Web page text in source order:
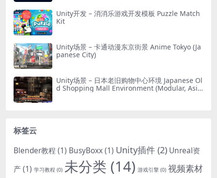
Unity开发 – 消消乐游戏开发模板 Puzzle Match
Kit
Unity场景 – 卡通动漫东京街景 Anime Tokyo (Ja
panese City)
Unity场景 – 日本老旧购物中心环境 Japanese Ol
d Shopping Mall Environment (Modular, Asia
标签云
Blender教程 (1) BusyBoxx(1) Unity插件 (2) Unreal资
产(1) 学习教程 (0) 未分类 (14) 游戏引擎 (0) 视频素材